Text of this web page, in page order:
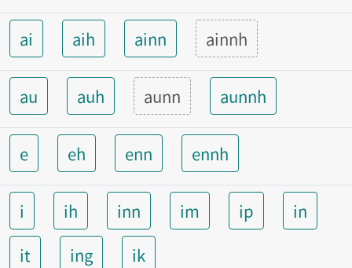
ai aih ainn ainnh
au auh aunn aunnh
e eh enn ennh
i ih inn im ip
in
it
ing ik